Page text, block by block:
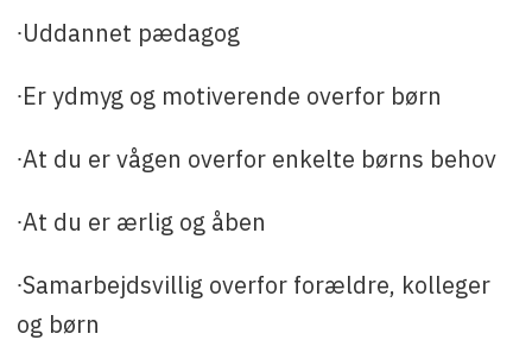
∙Uddannet pædagog
∙Er ydmyg og motiverende overfor børn
∙At du er vågen overfor enkelte børns behov
∙At du er ærlig og åben
∙Samarbejdsvillig overfor forældre, kolleger
og børn